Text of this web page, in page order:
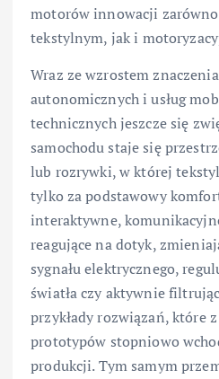
motorów innowacji
tekstylnym, jak i
Wraz ze wzrostem
autonomicznych i usług
technicznych jeszcze się
samochodu staje się
lub rozrywki, w której
tylko za podstawowy
interaktywne,
reagujące na dotyk,
sygnału elektrycznego,
światła czy aktywnie
przykłady rozwiązań, które
prototypów stopniowo
produkcji. Tym samym